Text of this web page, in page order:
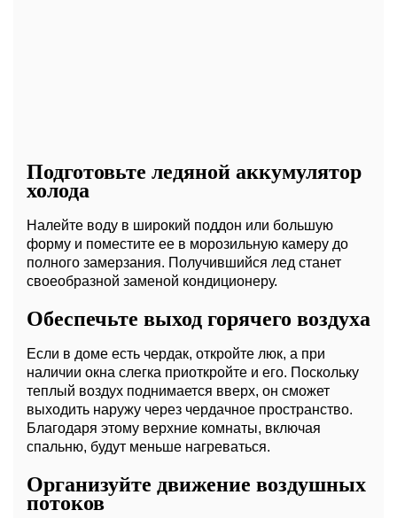
Подготовьте ледяной аккумулятор
холода
Налейте воду в широкий поддон или большую
форму и поместите ее в морозильную камеру до
полного замерзания. Получившийся лед станет
своеобразной заменой кондиционеру.
Обеспечьте выход горячего воздуха
Если в доме есть чердак, откройте люк, а при
наличии окна слегка приоткройте и его. Поскольку
теплый воздух поднимается вверх, он сможет
выходить наружу через чердачное пространство.
Благодаря этому верхние комнаты, включая
спальню, будут меньше нагреваться.
Организуйте движение воздушных
потоков